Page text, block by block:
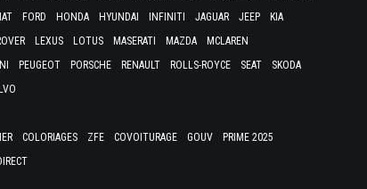
FORD HONDA HYUNDAI INFINITI JAGUAR JEEP
KIA
LEXUS LOTUS MASERATI MAZDA
MCLAREN
PEUGEOT PORSCHE RENAULT ROLLS-ROYCE SEAT
SKODA
COLORIAGES ZFE COVOITURAGE GOUV
PRIME 2025